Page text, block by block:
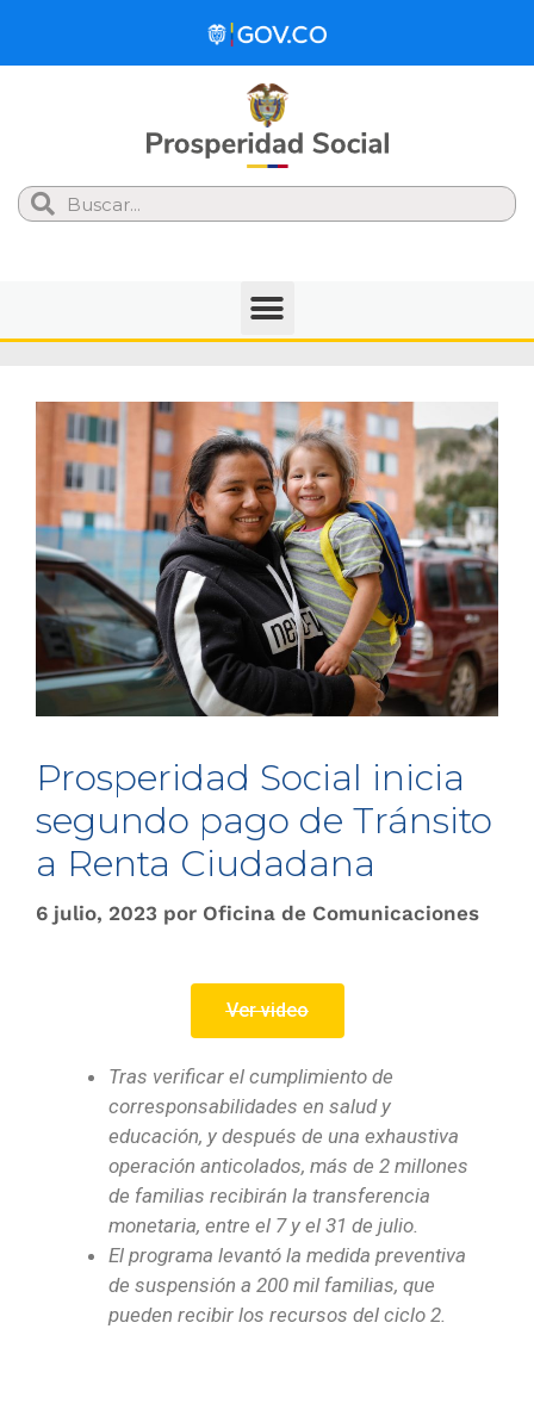
Search
Prosperidad Social inicia
segundo pago de Tránsito
a Renta Ciudadana
6 julio, 2023 por Oficina de Comunicaciones
Ver video
Tras verificar el cumplimiento de
corresponsabilidades en salud y
educación, y después de una exhaustiva
operación anticolados, más de 2 millones
de familias recibirán la transferencia
monetaria, entre el 7 y el 31 de julio.
El programa levantó la medida preventiva
de suspensión a 200 mil familias, que
pueden recibir los recursos del ciclo 2.